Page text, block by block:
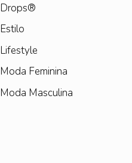
Drops®
Estilo
Lifestyle
Moda Feminina
Moda Masculina